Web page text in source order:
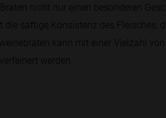
nicht nur einen besonderen
saftige Konsistenz des Fleisches,
kann mit einer Vielzahl
werden.